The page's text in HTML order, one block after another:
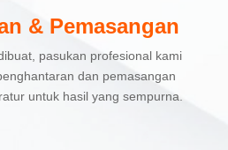
& Pemasangan
pasukan profesional kami
dan pemasangan
untuk hasil yang sempurna.